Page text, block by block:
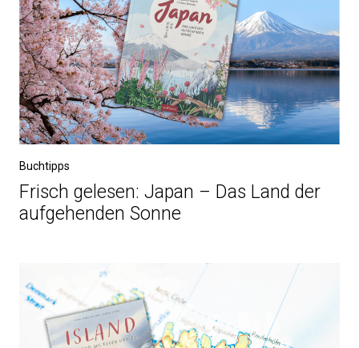
Buchtipps
Frisch gelesen: Japan – Das Land der
aufgehenden Sonne